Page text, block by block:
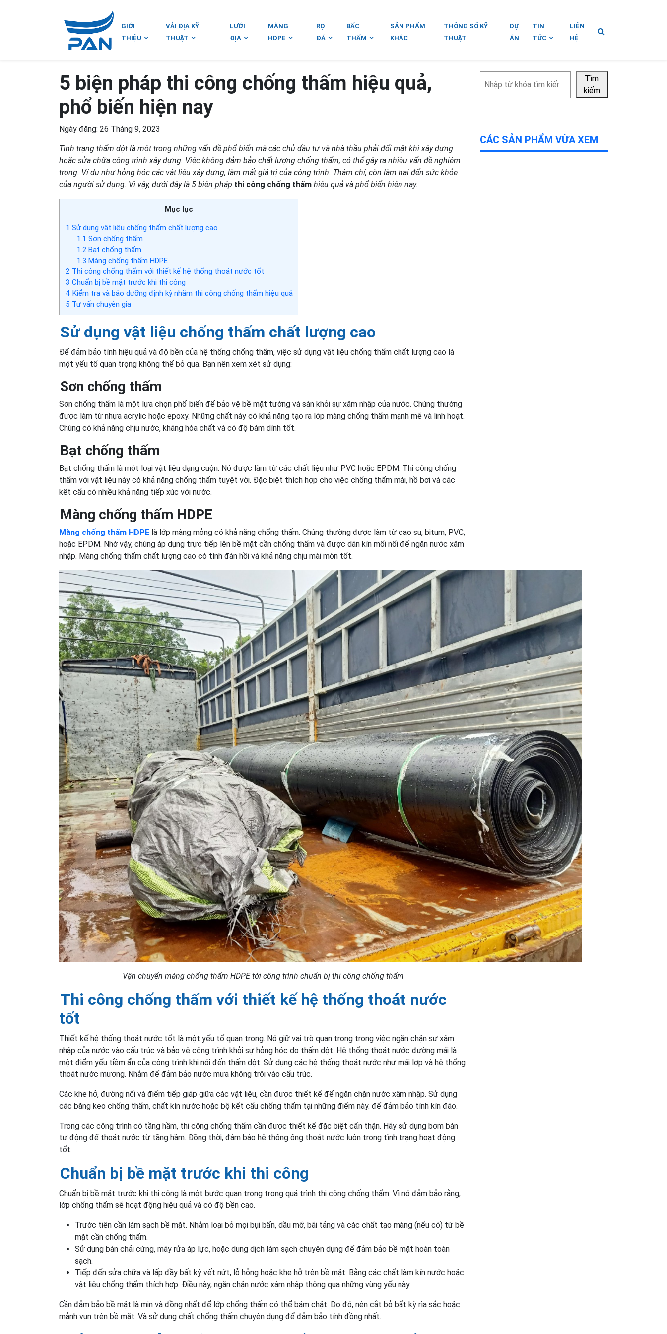
GIỚI
THIỆU
VẢI ĐỊA KỸ
THUẬT
LƯỚI
ĐỊA
MÀNG
HDPE
RỌ
ĐÁ
BẤC
THẤM
SẢN PHẨM
KHÁC
THÔNG SỐ KỸ
THUẬT
DỰ
ÁN
TIN
TỨC
LIÊN
HỆ
5 biện pháp thi công chống thấm hiệu quả,
phổ biến hiện nay
Ngày đăng: 26 Tháng 9, 2023
Tình trạng thấm dột là một trong những vấn đề phổ biến mà các chủ đầu tư và nhà thầu phải đối mặt khi xây dựng
hoặc sửa chữa công trình xây dựng. Việc không đảm bảo chất lượng chống thấm, có thể gây ra nhiều vấn đề nghiêm
trọng. Ví dụ như hỏng hóc các vật liệu xây dựng, làm mất giá trị của công trình. Thậm chí, còn làm hại đến sức khỏe
của người sử dụng. Vì vậy, dưới đây là 5 biện pháp thi công chống thấm hiệu quả và phổ biến hiện nay.
Mục lục
1 Sử dụng vật liệu chống thấm chất lượng cao
1.1 Sơn chống thấm
1.2Bạt chống thấm
1.3 Màng chống thấm HDPE
2 Thi công chống thấm với thiết kế hệ thống thoát nước tốt
3 Chuẩn bị bề mặt trước khi thi công
4 Kiểm tra và bảo dưỡng định kỳ nhằm thi công chống thấm hiệu quả
5 Tư vấn chuyên gia
Sử dụng vật liệu chống thấm chất lượng cao
Để đảm bảo tính hiệu quả và độ bền của hệ thống chống thấm, việc sử dụng vật liệu chống thấm chất lượng cao là
một yếu tố quan trọng không thể bỏ qua. Bạn nên xem xét sử dụng:
Sơn chống thấm
Sơn chống thấm là một lựa chọn phổ biến để bảo vệ bề mặt tường và sàn khỏi sự xâm nhập của nước. Chúng thường
được làm từ nhựa acrylic hoặc epoxy. Những chất này có khả năng tạo ra lớp màng chống thấm mạnh mẽ và linh hoạt.
Chúng có khả năng chịu nước, kháng hóa chất và có độ bám dính tốt.
Bạt chống thấm
Bạt chống thấm là một loại vật liệu dạng cuộn. Nó được làm từ các chất liệu như PVC hoặc EPDM. Thi công chống
thấm với vật liệu này có khả năng chống thấm tuyệt vời. Đặc biệt thích hợp cho việc chống thấm mái, hồ bơi và các
kết cấu có nhiều khả năng tiếp xúc với nước.
Màng chống thấm HDPE
Màng chống thấm HDPE là lớp màng mỏng có khả năng chống thấm. Chúng thường được làm từ cao su, bitum, PVC,
hoặc EPDM. Nhờ vậy, chúng áp dụng trực tiếp lên bề mặt cần chống thấm và được dán kín mối nối để ngăn nước xâm
nhập. Màng chống thấm chất lượng cao có tính đàn hồi và khả năng chịu mài mòn tốt.
Vận chuyển màng chống thấm HDPE tới công trình chuẩn bị thi công chống thấm
Thi công chống thấm với thiết kế hệ thống thoát nước
tốt
Thiết kế hệ thống thoát nước tốt là một yếu tố quan trọng. Nó giữ vai trò quan trọng trong việc ngăn chặn sự xâm
nhập của nước vào cấu trúc và bảo vệ công trình khỏi sự hỏng hóc do thấm dột. Hệ thống thoát nước đường mái là
một điểm yếu tiềm ẩn của công trình khi nói đến thấm dột. Sử dụng các hệ thống thoát nước như mái lợp và hệ thống
thoát nước mương. Nhằm để đảm bảo nước mưa không trôi vào cấu trúc.
Các khe hở, đường nối và điểm tiếp giáp giữa các vật liệu, cần được thiết kế để ngăn chặn nước xâm nhập. Sử dụng
các băng keo chống thấm, chất kín nước hoặc bộ kết cấu chống thấm tại những điểm này. để đảm bảo tính kín đáo.
Trong các công trình có tầng hầm, thi công chống thấm cần được thiết kế đặc biệt cẩn thận. Hãy sử dụng bơm bán
tự động để thoát nước từ tầng hầm. Đồng thời, đảm bảo hệ thống ống thoát nước luôn trong tình trạng hoạt động
tốt.
Chuẩn bị bề mặt trước khi thi công
Chuẩn bị bề mặt trước khi thi công là một bước quan trọng trong quá trình thi công chống thấm. Vì nó đảm bảo rằng,
lớp chống thấm sẽ hoạt động hiệu quả và có độ bền cao.
Trước tiên cần làm sạch bề mặt. Nhằm loại bỏ mọi bụi bẩn, dầu mỡ, bãi tảng và các chất tạo màng (nếu có) từ bề
mặt cần chống thấm.
Sử dụng bàn chải cứng, máy rửa áp lực, hoặc dung dịch làm sạch chuyên dụng để đảm bảo bề mặt hoàn toàn
sạch.
Tiếp đến sửa chữa và lấp đầy bất kỳ vết nứt, lỗ hỏng hoặc khe hở trên bề mặt. Bằng các chất làm kín nước hoặc
vật liệu chống thấm thích hợp. Điều này, ngăn chặn nước xâm nhập thông qua những vùng yếu này.
Cần đảm bảo bề mặt là mịn và đồng nhất để lớp chống thấm có thể bám chặt. Do đó, nên cắt bỏ bất kỳ rìa sắc hoặc
mảnh vụn trên bề mặt. Và sử dụng chất chống thấm chuyên dụng để đảm bảo tính đồng nhất.
kiếm
Tìm
kiếm
CÁC SẢN PHẨM VỪA XEM